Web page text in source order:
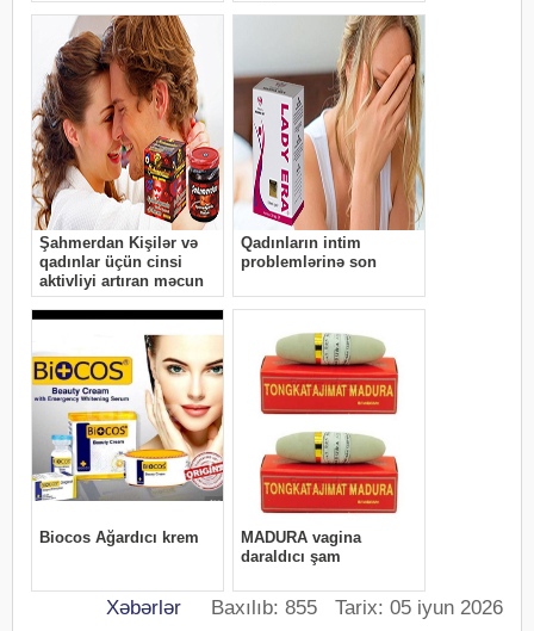
Xəbərlər Baxılıb: 855 Tarix: 05 iyun 2026